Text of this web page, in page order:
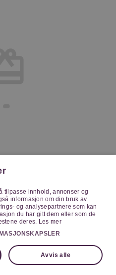
tilpasse innhold, annonser og
informasjon om din bruk av
og analysepartnere som kan
du har gitt dem eller som de
deres. Les mer
Avvis alle